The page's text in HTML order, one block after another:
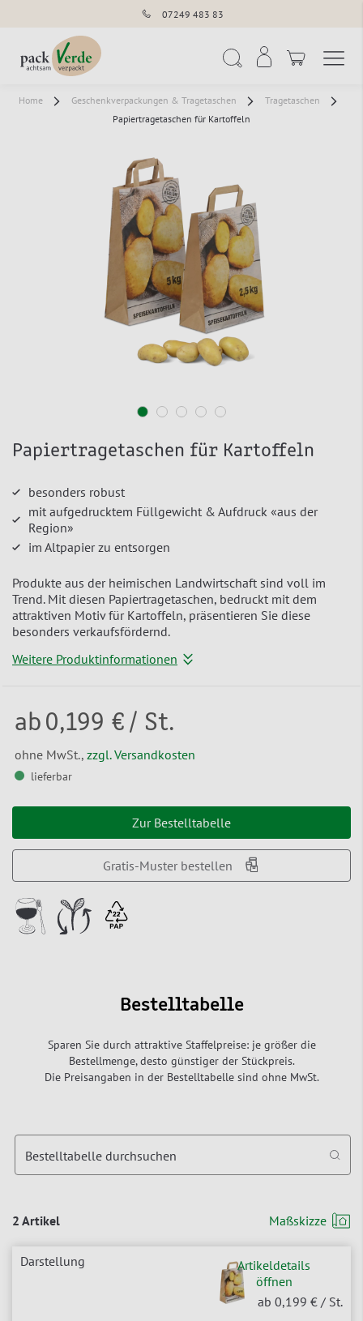
07249 483 83
Home Geschenkverpackungen & Tragetaschen
Tragetaschen
Papiertragetaschen für Kartoffeln
Papiertragetaschen für Kartoffeln
besonders robust
mit aufgedrucktem Füllgewicht & Aufdruck «aus der
Region»
im Altpapier zu entsorgen
Produkte aus der heimischen Landwirtschaft sind voll im
Trend. Mit diesen Papiertragetaschen, bedruckt mit dem
attraktiven Motiv für Kartoffeln, präsentieren Sie diese
besonders verkaufsfördernd.
Weitere Produktinformationen
ab 0,199 € / St.
ohne MwSt., zzgl. Versandkosten
lieferbar
Zur Bestelltabelle
Gratis-Muster bestellen
Bestelltabelle
Sparen Sie durch attraktive Staffelpreise: je größer die
Bestellmenge, desto günstiger der Stückpreis.
Die Preisangaben in der Bestelltabelle sind ohne MwSt.
2 Artikel Maßskizze
Bestelltabelle durchsuchen
Artikeldetails
öffnen
ab 0,199 € / St.